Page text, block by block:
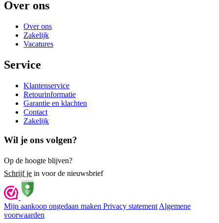
Over ons
Over ons
Zakelijk
Vacatures
Service
Klantenservice
Retourinformatie
Garantie en klachten
Contact
Zakelijk
Wil je ons volgen?
Op de hoogte blijven?
Schrijf je in voor de nieuwsbrief
Mijn aankoop ongedaan maken Privacy statementAlgemene
voorwaarden